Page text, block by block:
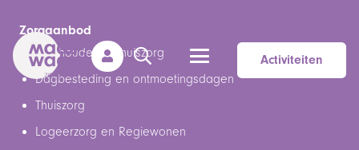
Activiteiten
Zorgaanbod
Huishoudelijke thuiszorg
Dagbesteding en ontmoetingsdagen
Thuiszorg
Logeerzorg en Regiewonen